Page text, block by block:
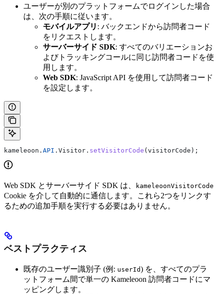
ユーザーが別のプラットフォームでログインした場合
は、次の手順に従います。
モバイルアプリ : バックエンドから訪問者コード
をリクエストします。
サーバーサイド SDK: すべてのバリエーションお
よびトラッキングコールに同じ訪問者コードを使
用します。
Web SDK: JavaScript API を使用して訪問者コード
を設定します。
kameleoon . API . Visitor . setVisitorCode ( visitorCode );
Web SDK とサーバーサイド SDK は、 kameleoonVisitorCode
Cookie を介して自動的に通信します。これら2つをリンクす
るための追加手順を実行する必要はありません。
ベストプラクティス
既存のユーザー識別子 (例: userId) を、すべてのプラ
ットフォーム間で単一の Kameleoon 訪問者コードにマ
ッピングします。